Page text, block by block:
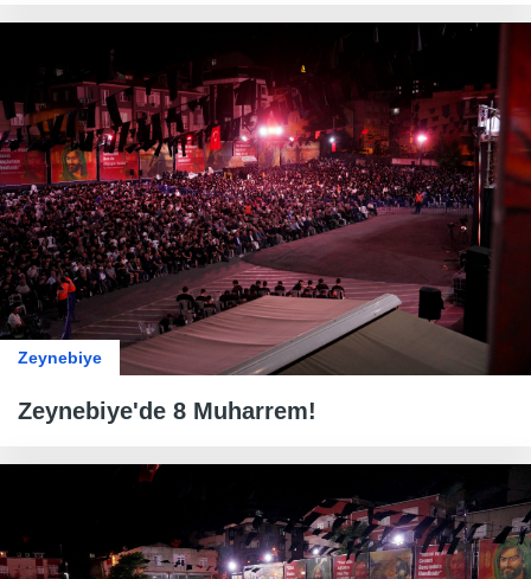
Zeynebiye
Zeynebiye'de 8 Muharrem!